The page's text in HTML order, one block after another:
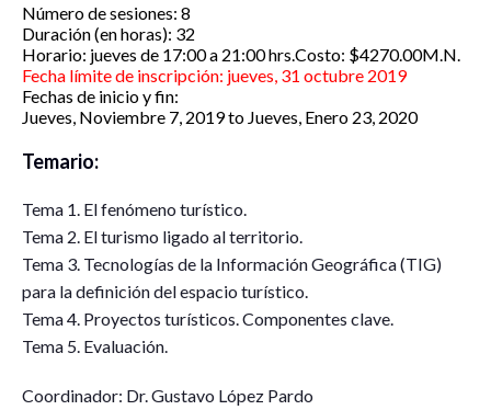
Número de sesiones: 8
Duración (en horas): 32
Horario: jueves de 17:00 a 21:00 hrs.Costo: $4270.00M.N.
Fecha límite de inscripción: jueves, 31 octubre 2019
Fechas de inicio y fin:
Jueves, Noviembre 7, 2019to Jueves, Enero 23, 2020
Temario:
Tema 1. El fenómeno turístico.
Tema 2. El turismo ligado al territorio.
Tema 3. Tecnologías de la Información Geográfica (TIG)
para la definición del espacio turístico.
Tema 4. Proyectos turísticos. Componentes clave.
Tema 5. Evaluación.
Coordinador: Dr. Gustavo López Pardo